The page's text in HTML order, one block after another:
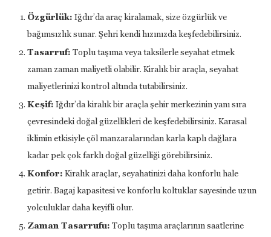
Özgürlük: Iğdır’da araç kiralamak, size özgürlük ve
bağımsızlık sunar. Şehri kendi hızınızda keşfedebilirsiniz.
Tasarruf: Toplu taşıma veya taksilerle seyahat etmek
zaman zaman maliyetli olabilir. Kiralık bir araçla, seyahat
maliyetlerinizi kontrol altında tutabilirsiniz.
Keşif: Iğdır’da kiralık bir araçla şehir merkezinin yanı sıra
çevresindeki doğal güzellikleri de keşfedebilirsiniz. Karasal
iklimin etkisiyle çöl manzaralarından karla kaplı dağlara
kadar pek çok farklı doğal güzelliği görebilirsiniz.
Konfor: Kiralık araçlar, seyahatinizi daha konforlu hale
getirir. Bagaj kapasitesi ve konforlu koltuklar sayesinde uzun
yolculuklar daha keyifli olur.
Zaman Tasarrufu: Toplu taşıma araçlarının saatlerine